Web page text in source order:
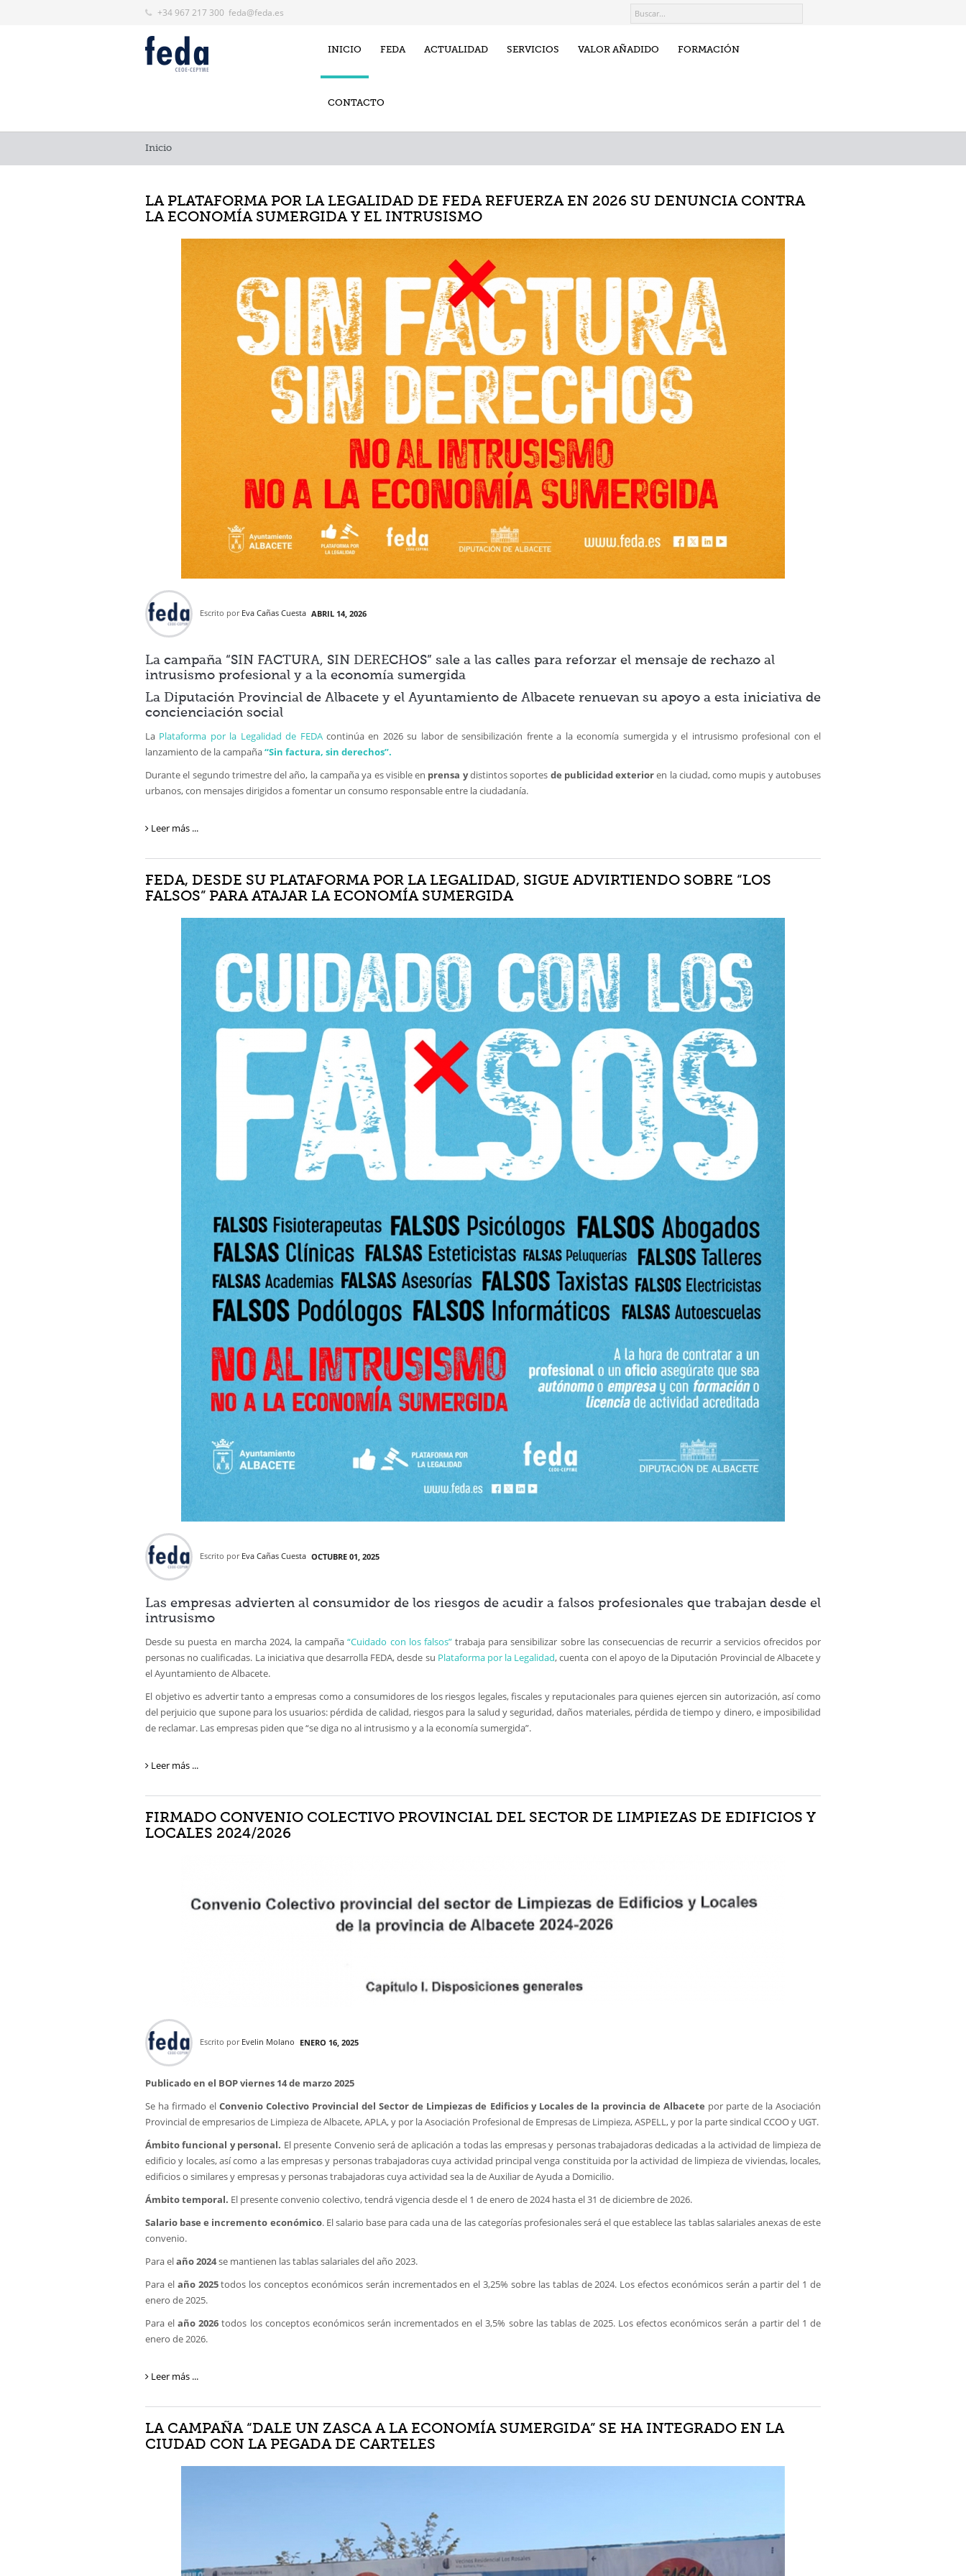
+34 967 217 300 feda@feda.es
INICIO FEDA ACTUALIDAD SERVICIOS VALOR AÑADIDO FORMACIÓN
CONTACTO
Inicio
LA PLATAFORMA POR LA LEGALIDAD DE FEDA REFUERZA EN 2026 SU DENUNCIA CONTRA
LA ECONOMÍA SUMERGIDA Y EL INTRUSISMO
Escrito por Eva Cañas Cuesta ABRIL 14, 2026
La campaña “SIN FACTURA, SIN DERECHOS” sale a las calles para reforzar el mensaje de rechazo al
intrusismo profesional y a la economía sumergida
La Diputación Provincial de Albacete y el Ayuntamiento de Albacete renuevan su apoyo a esta iniciativa de
concienciación social
La Plataforma por la Legalidad de FEDAcontinúa en 2026 su labor de sensibilización frente a la economía sumergida y el intrusismo profesional con el
lanzamiento de la campaña“Sin factura, sin derechos”.
Durante el segundo trimestre del año, la campaña ya es visible en prensa ydistintos soportes de publicidad exterioren la ciudad, como mupis y autobuses
urbanos, con mensajes dirigidos a fomentar un consumo responsable entre la ciudadanía.
Leer más ...
FEDA, DESDE SU PLATAFORMA POR LA LEGALIDAD, SIGUE ADVIRTIENDO SOBRE “LOS
FALSOS” PARA ATAJAR LA ECONOMÍA SUMERGIDA
Escrito por Eva Cañas Cuesta OCTUBRE 01, 2025
Las empresas advierten al consumidor de los riesgos de acudir a falsos profesionales que trabajan desde el
intrusismo
Desde su puesta en marcha 2024, la campaña“Cuidado con los falsos”trabaja para sensibilizar sobre las consecuencias de recurrir a servicios ofrecidos por
personas no cualificadas. La iniciativa que desarrolla FEDA, desde su Plataforma por la Legalidad, cuenta con el apoyo de la Diputación Provincial de Albacete y
el Ayuntamiento de Albacete.
El objetivo es advertir tanto a empresas como a consumidores de los riesgos legales, fiscales y reputacionales para quienes ejercen sin autorización, así como
del perjuicio que supone para los usuarios: pérdida de calidad, riesgos para la salud y seguridad, daños materiales, pérdida de tiempo y dinero, e imposibilidad
de reclamar. Las empresas piden que “se diga no al intrusismo y a la economía sumergida”.
Leer más ...
FIRMADO CONVENIO COLECTIVO PROVINCIAL DEL SECTOR DE LIMPIEZAS DE EDIFICIOS Y
LOCALES 2024/2026
Escrito por Evelin Molano ENERO 16, 2025
Publicado en el BOP viernes 14 de marzo 2025
Se ha firmado elConvenio Colectivo Provincial del Sector de Limpiezas de Edificios y Locales de la provincia de Albacete por parte de la Asociación
Provincial de empresarios de Limpieza de Albacete, APLA, y por la Asociación Profesional de Empresas de Limpieza, ASPELL, y por la parte sindical CCOO y UGT.
Ámbito funcional y personal. El presente Convenio será de aplicación a todas las empresas y personas trabajadoras dedicadas a la actividad de limpieza de
edificio y locales, así como a las empresas y personas trabajadoras cuya actividad principal venga constituida por la actividad de limpieza de viviendas, locales,
edificios o similares y empresas y personas trabajadoras cuya actividad sea la de Auxiliar de Ayuda a Domicilio.
Ámbito temporal. El presente convenio colectivo, tendrá vigencia desde el 1 de enero de 2024 hasta el 31 de diciembre de 2026.
Salario base e incremento económico. El salario base para cada una de las categorías profesionales será el que establece las tablas salariales anexas de este
convenio.
Para elaño 2024se mantienen las tablas salariales del año 2023.
Para el año 2025todos los conceptos económicos serán incrementados en el 3,25% sobre las tablas de 2024. Los efectos económicos serán a partir del 1 de
enero de 2025.
Para elaño 2026 todos los conceptos económicos serán incrementados en el 3,5% sobre las tablas de 2025. Los efectos económicos serán a partir del 1 de
enero de 2026.
Leer más ...
LA CAMPAÑA “DALE UN ZASCA A LA ECONOMÍA SUMERGIDA” SE HA INTEGRADO EN LA
CIUDAD CON LA PEGADA DE CARTELES